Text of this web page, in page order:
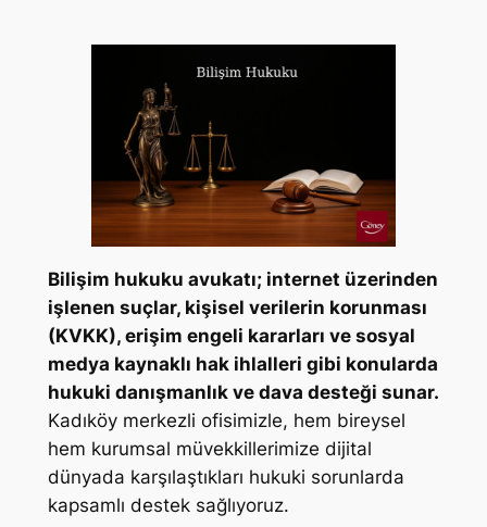
Bilişim hukuku avukatı; internet üzerinden
işlenen suçlar, kişisel verilerin korunması
(KVKK), erişim engeli kararları ve sosyal
medya kaynaklı hak ihlalleri gibi konularda
hukuki danışmanlık ve dava desteği sunar.
Kadıköy merkezli ofisimizle, hem bireysel
hem kurumsal müvekkillerimize dijital
dünyada karşılaştıkları hukuki sorunlarda
kapsamlı destek sağlıyoruz.